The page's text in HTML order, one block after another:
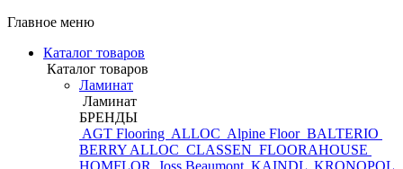
Главное меню
Каталог товаров
Каталог товаров
Ламинат
Ламинат
БРЕНДЫ
AGT Flooring ALLOC Alpine Floor BALTERIO
BERRY ALLOC CLASSEN FLOORAHOUSE
HOMFLOR
Joss Beaumont KAINDL KRONOPOL